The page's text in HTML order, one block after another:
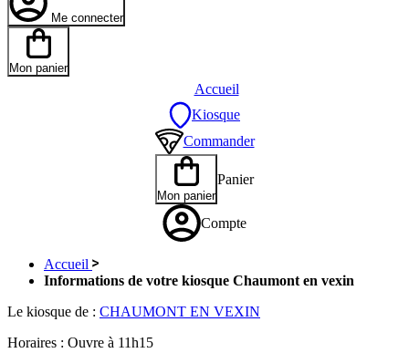
Me connecter
Mon panier
Accueil
Kiosque
Commander
Mon panier
Panier
Compte
Accueil
Informations de votre kiosque Chaumont en vexin
Le kiosque de : CHAUMONT EN VEXIN
Horaires : Ouvre à 11h15